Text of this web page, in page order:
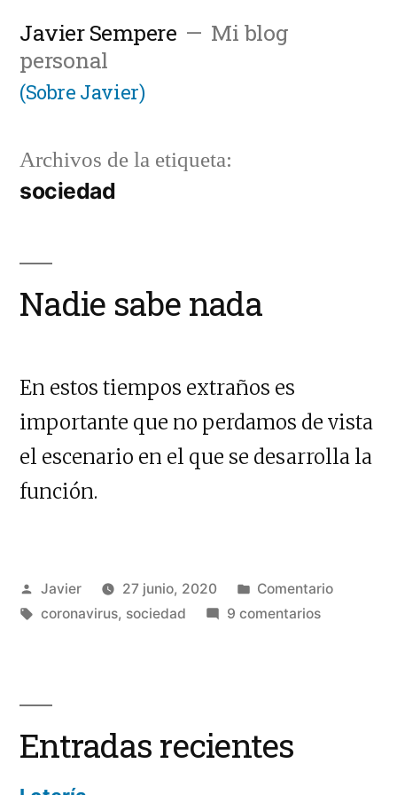
contenido
Javier Sempere
Mi blog
personal
(Sobre Javier)
Archivos de la etiqueta:
sociedad
Nadie sabe nada
En estos tiempos extraños es
importante que no perdamos de vista
el escenario en el que se desarrolla la
función.
Publicado
por
Javier 27 junio, 2020
Publicado
en
Comentario
Etiquetas:
coronavirus, sociedad 9 comentariosen
Entradas recientes